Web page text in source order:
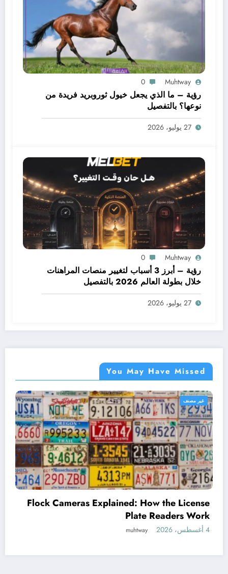
Muhtway
0
رؤية – ما الذي يجعل خيول ثوروبريد فريدة من
نوعها؟ بالتفصيل
27 يوليو، 2026
Muhtway
0
رؤية – أبرز 3 أسباب لتغيير منصات المراهنات
خلال بطولة العالم 2026 بالتفصيل
27 يوليو، 2026
You May Have Missed
Tony Romo, CBS at a breaking point